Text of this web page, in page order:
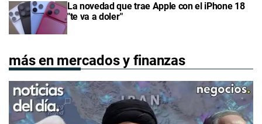
La novedad que trae Apple con el iPhone 18
"te va a doler"
más en mercados y finanzas